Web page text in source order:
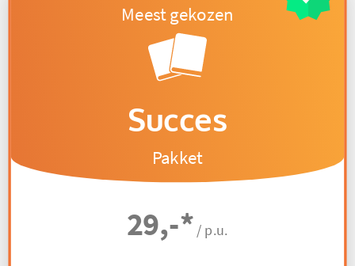
Succes
Pakket
29,-* / p.u.